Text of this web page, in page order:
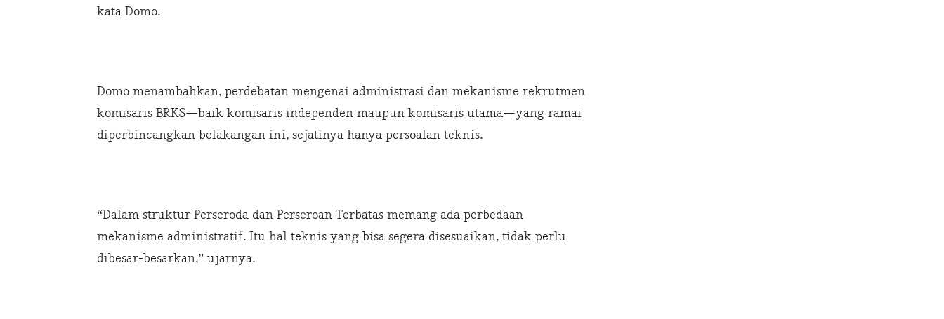
kata Domo.
Domo menambahkan, perdebatan mengenai administrasi dan mekanisme rekrutmen
komisaris BRKS—baik komisaris independen maupun komisaris utama—yang ramai
diperbincangkan belakangan ini, sejatinya hanya persoalan teknis.
“Dalam struktur Perseroda dan Perseroan Terbatas memang ada perbedaan
mekanisme administratif. Itu hal teknis yang bisa segera disesuaikan, tidak perlu
dibesar-besarkan,” ujarnya.